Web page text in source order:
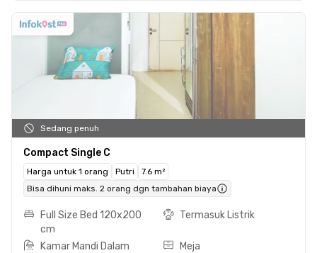
Sedang penuh
Compact Single C
Harga untuk 1 orang Putri
7.6 m²
Bisa dihuni maks. 2 orang dgn tambahan biaya
Full Size Bed 120x200
cm
Termasuk Listrik
Kamar Mandi Dalam Meja